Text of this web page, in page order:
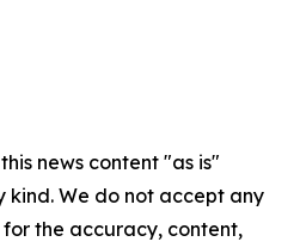
news content "as is"
We do not accept any
the accuracy, content,